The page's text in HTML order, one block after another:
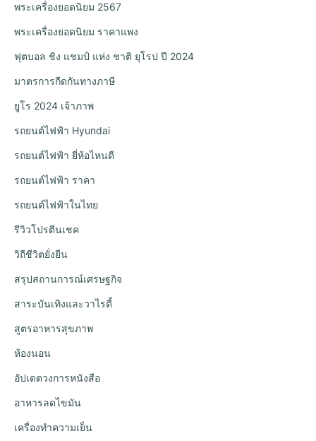
พระเครื่องยอดนิยม 2567
พระเครื่องยอดนิยม ราคาแพง
ฟุตบอล ชิง แชมป์ แห่ง ชาติ ยุโรป ปี 2024
มาตรการกีดกันทางภาษี
ยูโร 2024 เจ้าภาพ
รถยนต์ไฟฟ้า Hyundai
รถยนต์ไฟฟ้า ยี่ห้อไหนดี
รถยนต์ไฟฟ้า ราคา
รถยนต์ไฟฟ้าในไทย
รีวิวโปรตีนเชค
วิถีชีวิตยั่งยืน
สรุปสถานการณ์เศรษฐกิจ
สาระบันเทิงและวาไรตี้
สูตรอาหารสุขภาพ
ห้องนอน
อัปเดตวงการหนังสือ
อาหารลดไขมัน
เครื่องทำความเย็น